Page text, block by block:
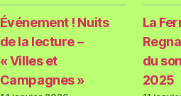
Événement ! Nuits
de la lecture –
« Villes et
Campagnes »
La
du
2025